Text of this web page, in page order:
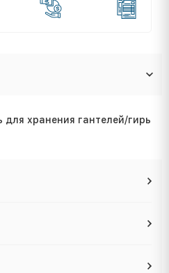
хранения гантелей/гирь